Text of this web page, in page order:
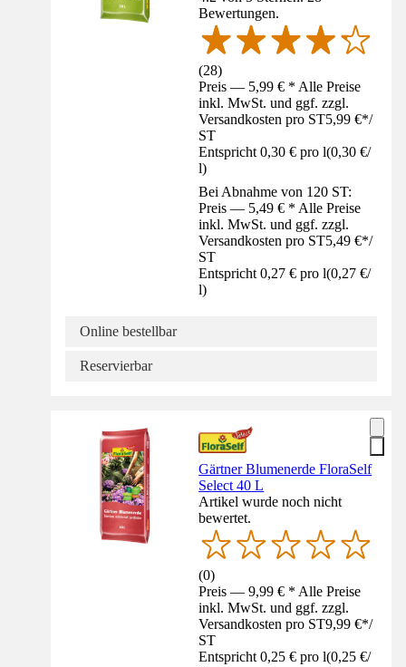
Bewertungen.
(28)
Preis — 5,99 € * Alle Preise
inkl. MwSt. und ggf. zzgl.
Versandkosten pro ST5,99 €*/
ST
Entspricht 0,30 € pro l(0,30 €/
l)
Bei Abnahme von 120 ST:
Preis — 5,49 € * Alle Preise
inkl. MwSt. und ggf. zzgl.
Versandkosten pro ST5,49 €*/
ST
Entspricht 0,27 € pro l(0,27 €/
l)
Online bestellbar
Reservierbar
Gärtner Blumenerde FloraSelf
Select 40 L
Artikel wurde noch nicht
bewertet.
(0)
Preis — 9,99 € * Alle Preise
inkl. MwSt. und ggf. zzgl.
Versandkosten pro ST9,99 €*/
ST
Entspricht 0,25 € pro l(0,25 €/